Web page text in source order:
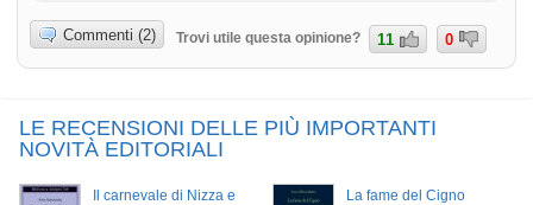
Commenti (2) Trovi utile questa opinione? 11 0
LE RECENSIONI DELLE PIÙ IMPORTANTI
NOVITÀ EDITORIALI
Il carnevale di Nizza e
La fame del Cigno